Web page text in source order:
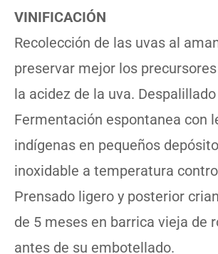
VINIFICACIÓN
Recolección de las uvas al
preservar mejor los
la acidez de la uva.
Fermentación espontanea con
indígenas en pequeños
inoxidable a temperatura
Prensado ligero y posterior
de 5 meses en barrica vieja de
antes de su embotellado.